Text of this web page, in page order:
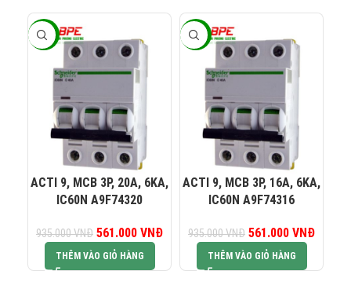
-40%
ACTI 9, MCB 3P, 20A, 6KA,
IC60N A9F74320
935.000VNĐ
Giá gốc là:
935.000 VNĐ.
561.000 VNĐ Giá hiện tại là:
561.000 VNĐ.
THÊM VÀO GIỎ HÀNG
-40%
ACTI 9, MCB 3P, 16A, 6KA,
IC60N A9F74316
935.000VNĐ
Giá gốc là:
935.000 VNĐ.
561.000 VNĐ
THÊM VÀO GIỎ HÀNG
KINH DOANH 2: 0965 101 613
KINH DOANH 4: 0823 944 186